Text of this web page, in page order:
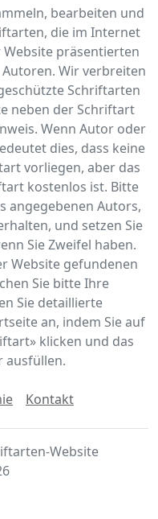
bearbeiten und
die im Internet
präsentierten
Wir verbreiten
Schriftarten
neben der Schriftart
Wenn Autor oder
dies, dass keine
vorliegen, aber das
kostenlos ist. Bitte
angegebenen Autors,
und setzen Sie
Sie Zweifel haben.
Website gefundenen
Sie bitte Ihre
Sie detaillierte
an, indem Sie auf
klicken und das
ausfüllen.
Kontakt
Website